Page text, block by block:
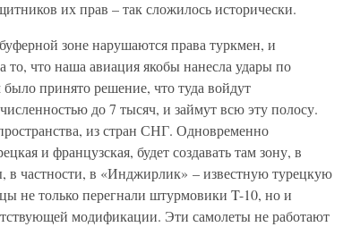
их прав – так сложилось исторически.
зоне нарушаются права туркмен, и
что наша авиация якобы нанесла удары по
принято решение, что туда войдут
до 7 тысяч, и займут всю эту полосу.
из стран СНГ. Одновременно
и французская, будет создавать там зону, в
в частности, в «Инджирлик» – известную турецкую
не только перегнали штурмовики T-10, но и
модификации. Эти самолеты не работают